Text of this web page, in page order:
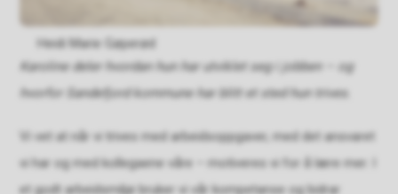
Heidi Marie Gøperød
Karoline deler hvordan hun har utviklet seg i jobben – og
hvorfor Sandefjord kommune har blitt et sted hun trives.
Vi vet at når vi trives med arbeidsoppgaver, med det ansvaret
vi har og med kollegaene våre – motiveres vi for å lære mer. I
et godt arbeidsmiljø bruker vi vår kompetanse og bidrar